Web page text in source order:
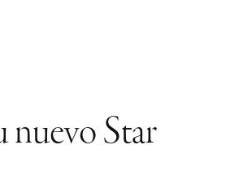
nuevo Star